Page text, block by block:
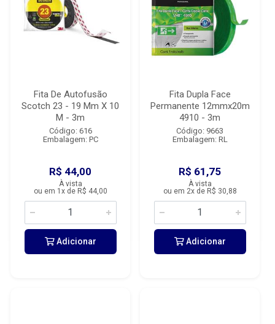
Fita De Autofusão
Scotch 23 - 19 Mm X 10
M - 3m
Código: 616
Embalagem: PC
R$ 44,00
À vista
ou em 1x de R$ 44,00
Adicionar
Fita Dupla Face
Permanente 12mmx20m
4910 - 3m
Código: 9663
Embalagem: RL
R$ 61,75
À vista
ou em 2x de R$ 30,88
Adicionar